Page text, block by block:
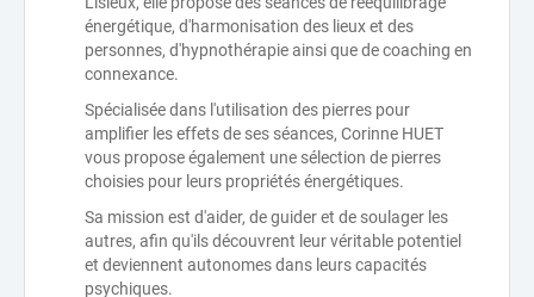
énergétique, d'harmonisation des lieux et des
personnes, d'hypnothérapie ainsi que de coaching en
connexance.
Spécialisée dans l'utilisation des pierres pour
amplifier les effets de ses séances, Corinne HUET
vous propose également une sélection de pierres
choisies pour leurs propriétés énergétiques.
Sa mission est d'aider, de guider et de soulager les
autres, afin qu'ils découvrent leur véritable potentiel
et deviennent autonomes dans leurs capacités
psychiques.